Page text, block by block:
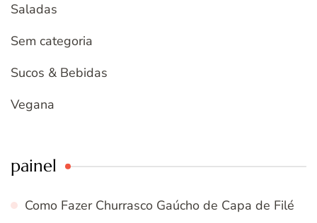
Saladas
Sem categoria
Sucos & Bebidas
Vegana
painel
Como Fazer Churrasco Gaúcho de Capa de Filé